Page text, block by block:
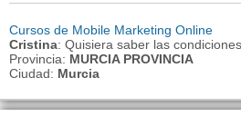
Cursos de Mobile Marketing Online
Cristina: Quisiera saber las
Provincia: MURCIA PROVINCIA
Ciudad: Murcia